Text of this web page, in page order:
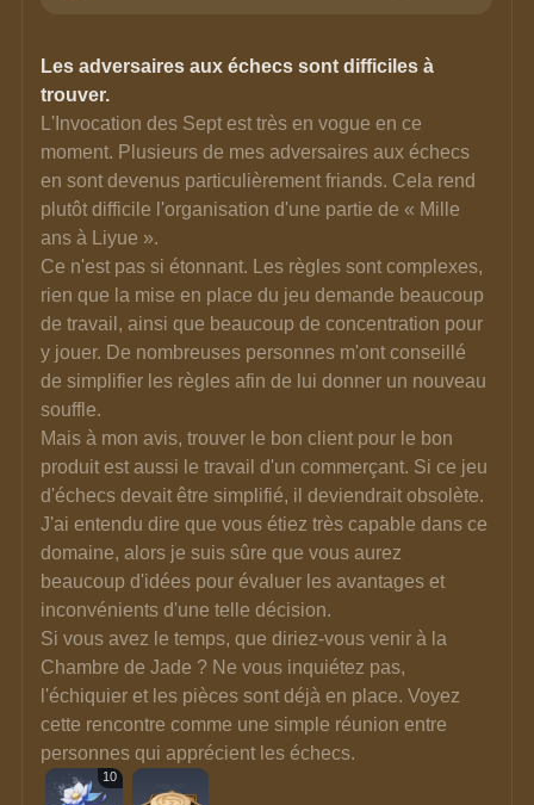
Les adversaires aux échecs sont difficiles à
trouver.
L'Invocation des Sept est très en vogue en ce
moment. Plusieurs de mes adversaires aux échecs
en sont devenus particulièrement friands. Cela rend
plutôt difficile l'organisation d'une partie de « Mille
ans à Liyue ».
Ce n'est pas si étonnant. Les règles sont complexes,
rien que la mise en place du jeu demande beaucoup
de travail, ainsi que beaucoup de concentration pour
y jouer. De nombreuses personnes m'ont conseillé
de simplifier les règles afin de lui donner un nouveau
souffle.
Mais à mon avis, trouver le bon client pour le bon
produit est aussi le travail d'un commerçant. Si ce jeu
d'échecs devait être simplifié, il deviendrait obsolète.
J'ai entendu dire que vous étiez très capable dans ce
domaine, alors je suis sûre que vous aurez
beaucoup d'idées pour évaluer les avantages et
inconvénients d'une telle décision.
Si vous avez le temps, que diriez-vous venir à la
Chambre de Jade ? Ne vous inquiétez pas,
l'échiquier et les pièces sont déjà en place. Voyez
cette rencontre comme une simple réunion entre
personnes qui apprécient les échecs.
10